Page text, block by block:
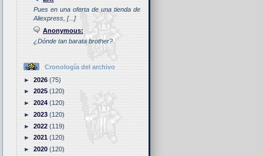
Pues en una oferta de una tienda de
Aliexpress, [...]
Anonymous:
¿Dónde tan barata brother?
Cronología del archivo
►2026(75)
►2025(120)
►2024(120)
►2023(120)
►2022(119)
►2021(120)
►2020(120)